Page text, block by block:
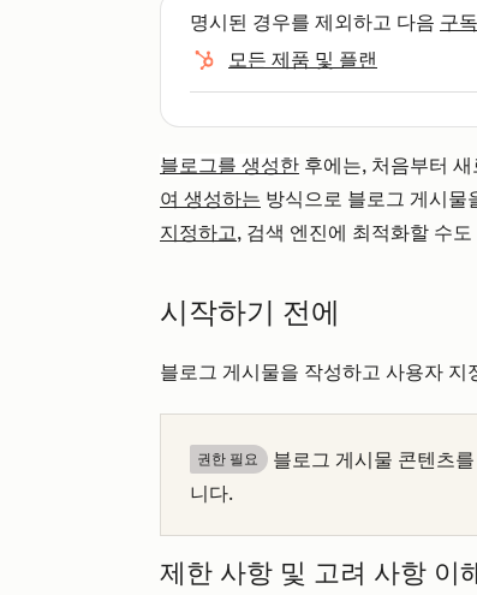
명시된 경우를 제외하고 다음 구독
모든 제품 및 플랜
블로그를 생성한 후에는, 처음부터
여 생성하는 방식으로 블로그 게시물
지정하고, 검색 엔진에 최적화할 수
시작하기 전에
블로그 게시물을 작성하고 사용자
권한 필요 블로그 게시물 콘텐츠
니다.
제한 사항 및 고려 사항 이